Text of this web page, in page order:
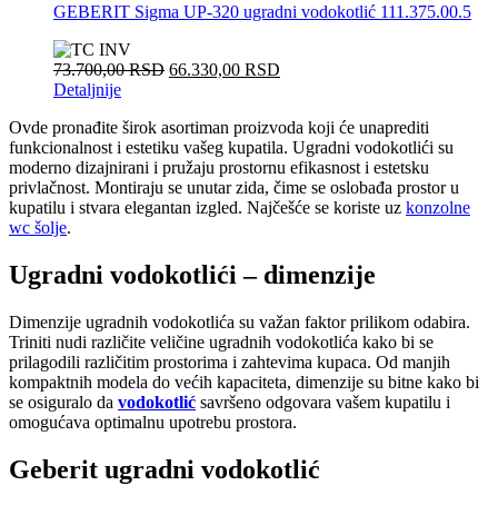
GEBERIT Sigma UP-320 ugradni vodokotlić 111.375.00.5
73.700,00RSD 66.330,00 RSD
Detaljnije
Ovde pronađite širok asortiman proizvoda koji će unaprediti
funkcionalnost i estetiku vašeg kupatila. Ugradni vodokotlići su
moderno dizajnirani i pružaju prostornu efikasnost i estetsku
privlačnost. Montiraju se unutar zida, čime se oslobađa prostor u
kupatilu i stvara elegantan izgled. Najčešće se koriste uz konzolne
wc šolje.
Ugradni vodokotlići – dimenzije
Dimenzije ugradnih vodokotlića su važan faktor prilikom odabira.
Triniti nudi različite veličine ugradnih vodokotlića kako bi se
prilagodili različitim prostorima i zahtevima kupaca. Od manjih
kompaktnih modela do većih kapaciteta, dimenzije su bitne kako bi
se osiguralo da vodokotlić savršeno odgovara vašem kupatilu i
omogućava optimalnu upotrebu prostora.
Geberit ugradni vodokotlić